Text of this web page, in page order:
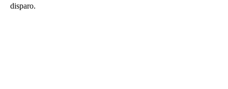
disparo.